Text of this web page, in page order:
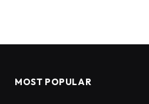
MOST POPULAR